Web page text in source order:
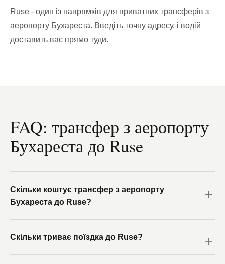
Ruse - один із напрямків для приватних трансферів з
аеропорту Бухареста. Введіть точну адресу, і водій
доставить вас прямо туди.
FAQ: трансфер з аеропорту
Бухареста до Ruse
Скільки коштує трансфер з аеропорту
Бухареста до Ruse?
Скільки триває поїздка до Ruse?